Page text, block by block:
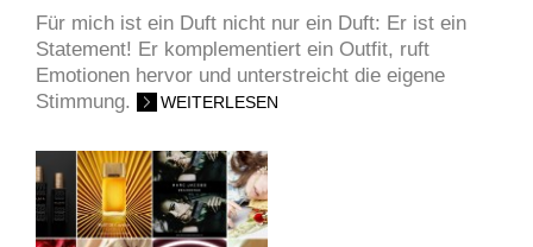
Für mich ist ein Duft nicht nur ein Duft: Er ist ein
Statement! Er komplementiert ein Outfit, ruft
Emotionen hervor und unterstreicht die eigene
Stimmung.
WEITERLESEN